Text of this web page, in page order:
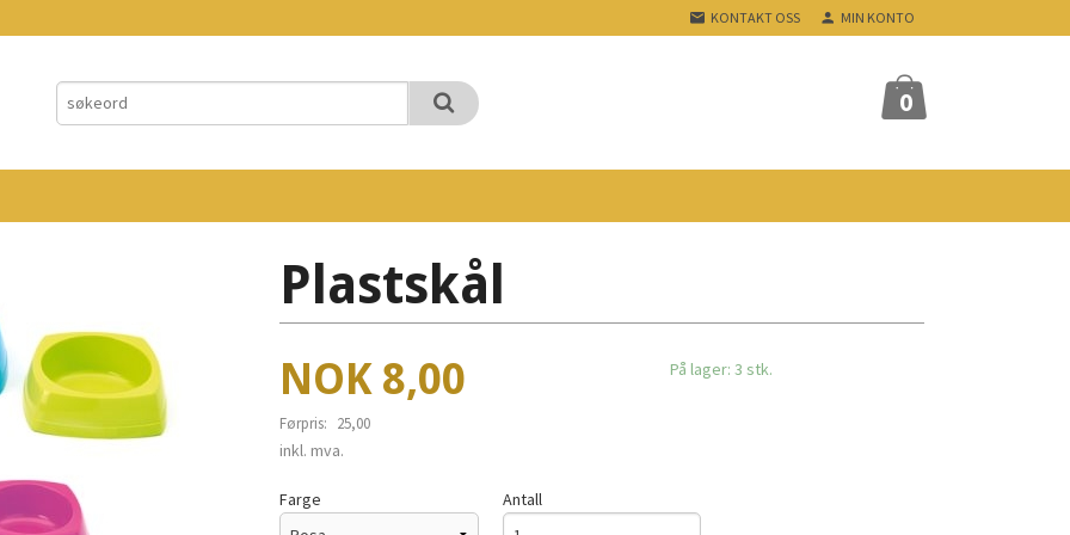
KONTAKT OSS MIN KONTO
0
Plastskål
Tilbud
NOK 8,00
Førpris: 25,00
Rabatt
inkl. mva.
På lager: 3 stk.
Farge Antall